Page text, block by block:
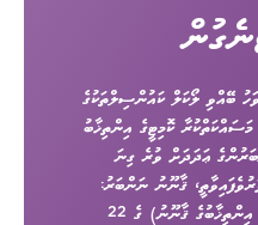
ވީ ހޮނިހިރު ދުވަހު ބޭއްވި ލޯކަލް ކައުންސިލްތަކުގެ
ކޮމިޓީގެ އިންތިޚާބު
މެންބަރުންގެ ޢަދަދަށް ވުރެ ގިނަ
ޤާނޫނު ނަންބަރު:
10/2010 (ލޯކަލް ކައުންސިލްތަކުގެ އިންތިޚާބުގެ ޤާނޫނު) ގެ 22